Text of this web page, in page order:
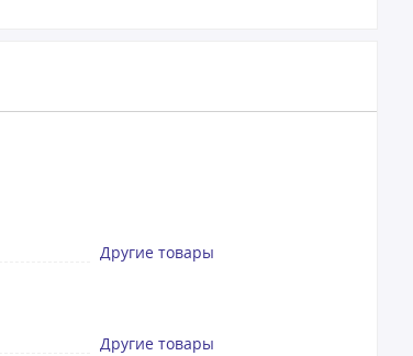
Другие товары
Другие товары